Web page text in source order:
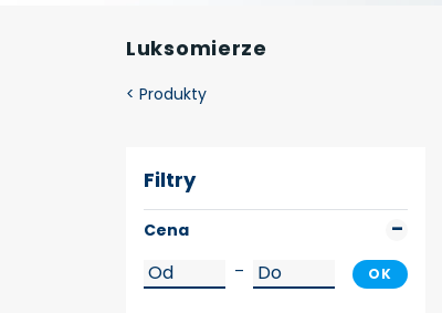
Luksomierze
< Produkty
Filtry
Cena
–
OK